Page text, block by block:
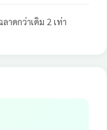
าดกว่าเดิม 2 เท่า